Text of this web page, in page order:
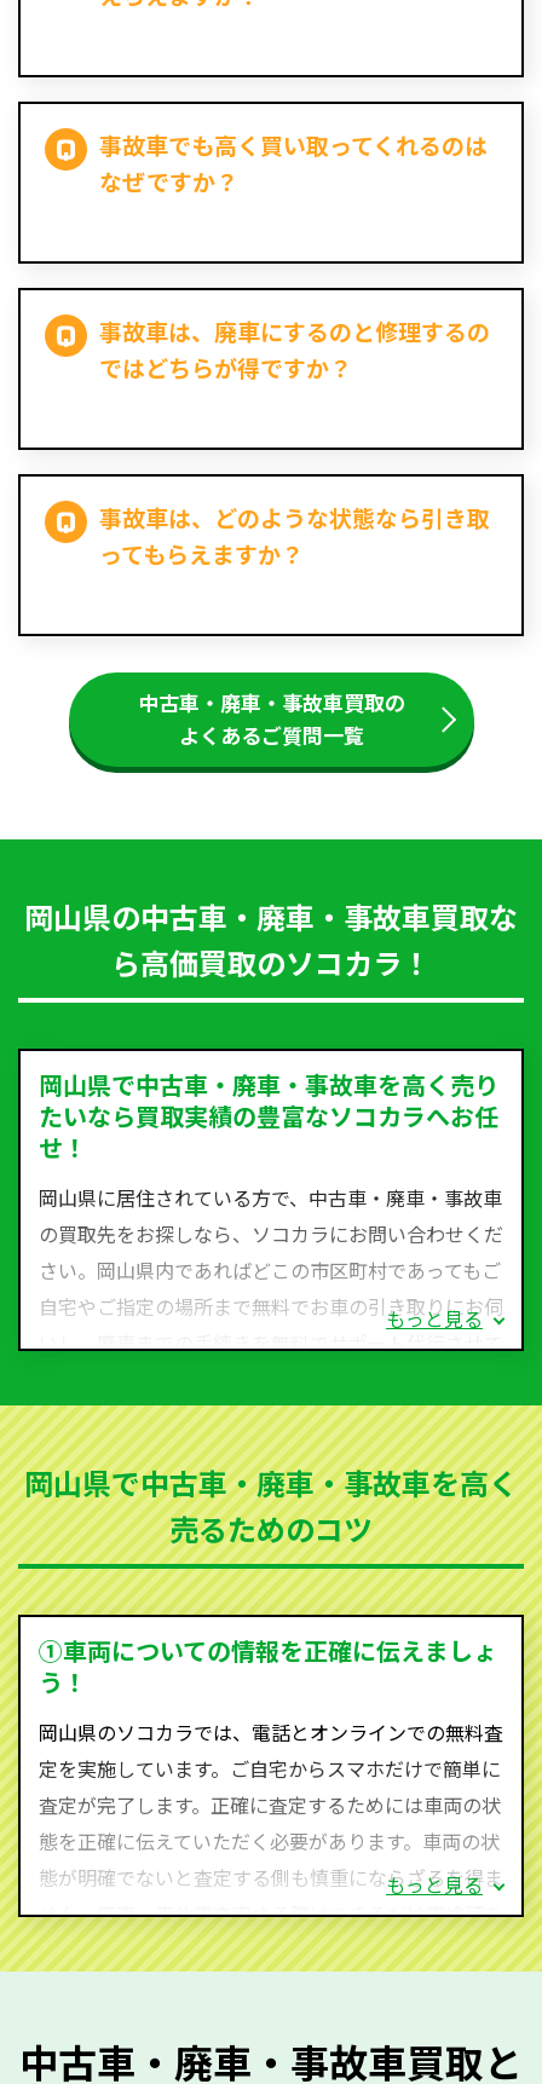
事故車でも高く買い取ってくれるのは
なぜですか？
事故車は、廃車にするのと修理するの
ではどちらが得ですか？
事故車は、どのような状態なら引き取
ってもらえますか？
中古車・廃車・事故車買取の
よくあるご質問一覧
岡山県の中古車・廃車・事故車買取な
ら高価買取のソコカラ！
岡山県で中古車・廃車・事故車を高く売り
たいなら買取実績の豊富なソコカラへお任
せ！
岡山県に居住されている方で、中古車・廃車・事故車
の買取先をお探しなら、ソコカラにお問い合わせくだ
さい。岡山県内であればどこの市区町村であってもご
自宅やご指定の場所まで無料でお車の引き取りにお伺
いし、廃車までの手続きを無料でサポート代行させて
など動かない車、水害車、不動車、乗らなくなってし
まった車、車検が切れて動かすことができない車でも
買取可能です。
ソコカラは世界１１０か国に独自の販売ネットワーク
を持ち、国内に自社物流網、自社ヤードをもっている
ため、中間マージンがかかりません。だから高価買取
を実現し、お客様に利益を還元することができるので
す。
590-870）までお問い合わせ下さい。
査定・ご相談・見積もりはすべて無料で行います。安
心してお問い合わせください。
もっと見る
岡山県で中古車・廃車・事故車を高く
売るためのコツ
①車両についての情報を正確に伝えましょ
う！
岡山県のソコカラでは、電話とオンラインでの無料査
定を実施しています。ご自宅からスマホだけで簡単に
査定が完了します。正確に査定するためには車両の状
態を正確に伝えていただく必要があります。車両の状
態が明確でないと査定する側も慎重にならざるを得ま
せん。廃車・事故車査定する際はできるだけ車検証を
ご準備ください。車検証があることで車両状態や年式
質問させていただく内容は以下の通りとなります。
もっと見る
中古車・廃車・事故車買取と